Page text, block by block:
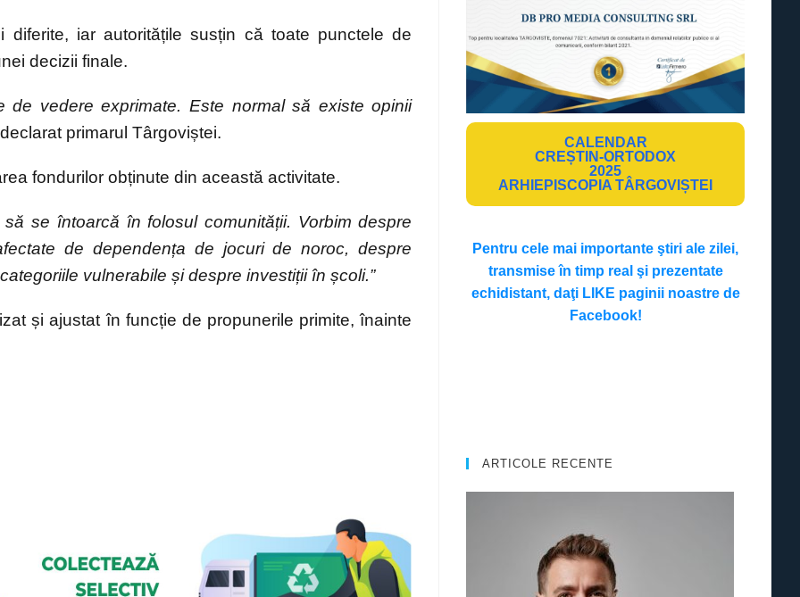
iar autoritățile susțin că toate punctele de
decizii finale.
de vedere exprimate. Este normal să existe opinii
primarul Târgoviștei.
fondurilor obținute din această activitate.
se întoarcă în folosul comunității. Vorbim despre
de dependența de jocuri de noroc, despre
vulnerabile și despre investiții în școli.”
și ajustat în funcție de propunerile primite, înainte
CALENDAR
CREȘTIN-ORTODOX
2025
ARHIEPISCOPIA TÂRGOVIȘTEI
Pentru cele mai importante ştiri ale zilei,
transmise în timp real şi prezentate
echidistant, daţi LIKE paginii noastre de
Facebook!
ARTICOLE RECENTE